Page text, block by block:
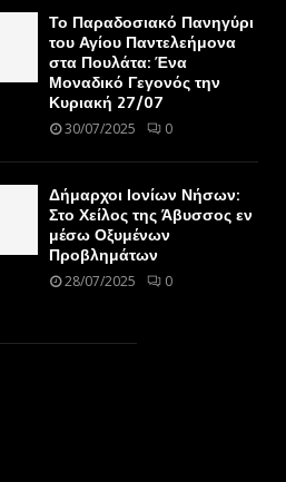
Το Παραδοσιακό Πανηγύρι
του Αγίου Παντελεήμονα
στα Πουλάτα: Ένα
Μοναδικό Γεγονός την
Κυριακή 27/07
30/07/2025 0
Δήμαρχοι Ιονίων Νήσων:
Στο Χείλος της Άβυσσος εν
μέσω Οξυμένων
Προβλημάτων
28/07/2025 0